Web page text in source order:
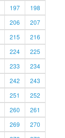
197
198
206
207
215
216
224
225
233
234
242
243
251
252
260
261
269
270